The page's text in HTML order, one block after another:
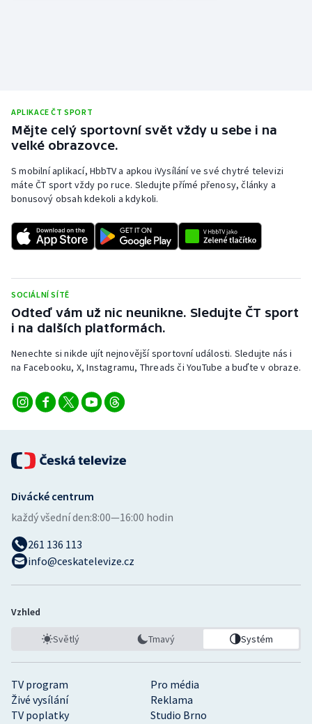
APLIKACE ČT SPORT
Mějte celý sportovní svět vždy u sebe i na
velké obrazovce.
S mobilní aplikací, HbbTV a apkou iVysílání ve své chytré televizi
máte ČT sport vždy po ruce. Sledujte přímé přenosy, články a
bonusový obsah kdekoli a kdykoli.
SOCIÁLNÍ SÍTĚ
Odteď vám už nic neunikne. Sledujte ČT sport
i na dalších platformách.
Nenechte si nikde ujít nejnovější sportovní události. Sledujte nás i
na Facebooku, X, Instagramu, Threads či YouTube a buďte v obraze.
TV program
Pro média
Živé vysílání
Reklama
TV poplatky
Studio Brno
Divácké centrum
každý všední den:8:00—16:00 hodin
261 136 113
info@ceskatelevize.cz
Vzhled
Světlý Tmavý Systém